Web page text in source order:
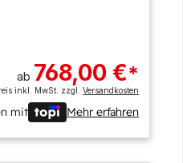
ab 768,00 €*
inkl. MwSt. zzgl.Versandkosten
mit Mehr erfahren